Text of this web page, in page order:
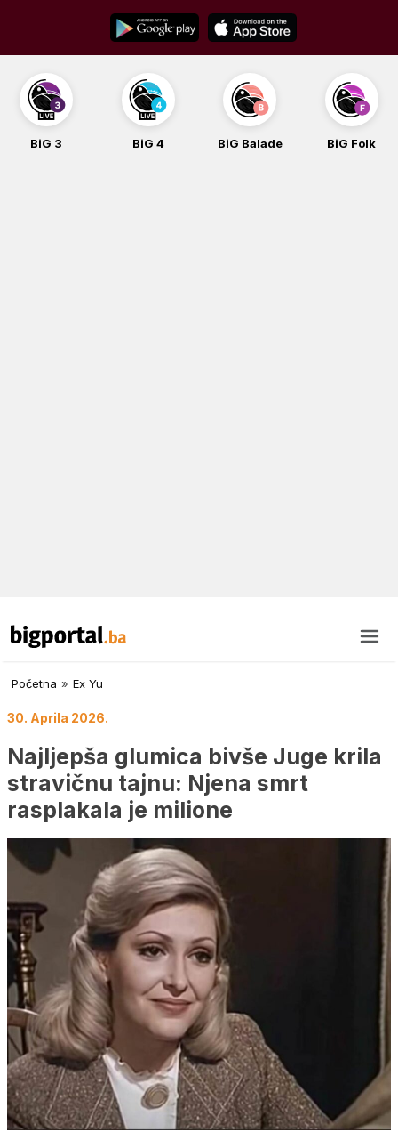
content
BiG 4 BiG Balade BiG Folk BiG iG
Početna » Ex Yu
30. Aprila 2026.
Najljepša glumica bivše Juge krila
stravičnu tajnu: Njena smrt
rasplakala je milione